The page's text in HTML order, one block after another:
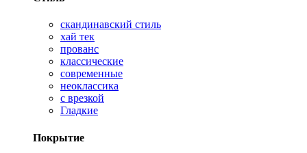
скандинавский стиль
хай тек
прованс
классические
современные
неоклассика
с врезкой
Гладкие
Покрытие